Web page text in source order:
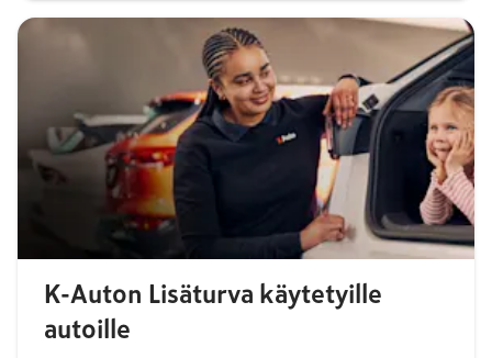
K-Auton Lisäturva käytetyille
autoille